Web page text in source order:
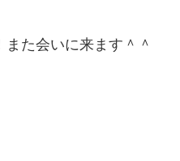
た会いに来ます＾＾